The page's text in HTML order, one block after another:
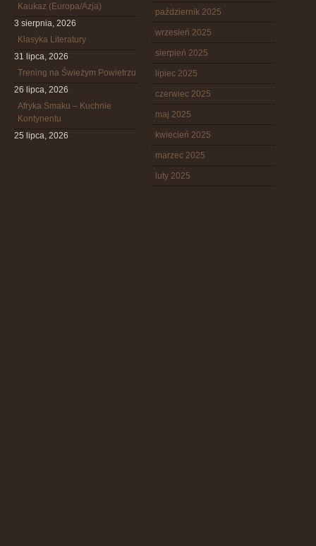
Kaukaz (Europa/Azja)
3 sierpnia, 2026
Klasyka Literatury
31 lipca, 2026
Trening na Świeżym Powietrzu
26 lipca, 2026
Afryka Smaku – Kuchnie
Kontynentu
25 lipca, 2026
październik 2025
wrzesień 2025
sierpień 2025
lipiec 2025
czerwiec 2025
maj 2025
kwiecień 2025
marzec 2025
luty 2025